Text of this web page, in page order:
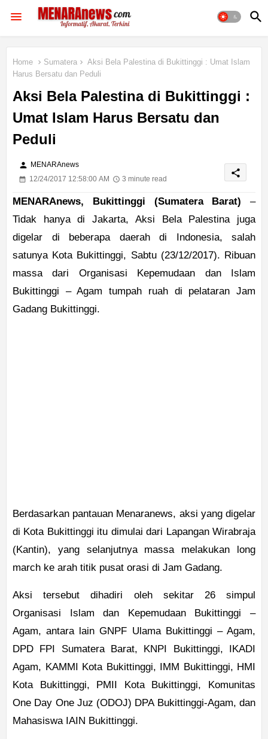
Home Sumatera
Aksi Bela Palestina di Bukittinggi : Umat Islam
Harus Bersatu dan Peduli
Aksi Bela Palestina di Bukittinggi :
Umat Islam Harus Bersatu dan
Peduli
person MENARAnews
12/24/2017 12:58:00 AM
3 minute read
share
MENARAnews, Bukittinggi (Sumatera Barat) –
Tidak hanya di Jakarta, Aksi Bela Palestina juga
digelar di beberapa daerah di Indonesia, salah
satunya Kota Bukittinggi, Sabtu (23/12/2017). Ribuan
massa dari Organisasi Kepemudaan dan Islam
Bukittinggi – Agam tumpah ruah di pelataran Jam
Gadang Bukittinggi.
Berdasarkan pantauan Menaranews, aksi yang digelar
di Kota Bukittinggi itu dimulai dari Lapangan Wirabraja
(Kantin), yang selanjutnya massa melakukan long
march ke arah titik pusat orasi di Jam Gadang.
Aksi tersebut dihadiri oleh sekitar 26 simpul
Organisasi Islam dan Kepemudaan Bukittinggi –
Agam, antara lain GNPF Ulama Bukittinggi – Agam,
DPD FPI Sumatera Barat, KNPI Bukittinggi, IKADI
Agam, KAMMI Kota Bukittinggi, IMM Bukittinggi, HMI
Kota Bukittinggi, PMII Kota Bukittinggi, Komunitas
One Day One Juz (ODOJ) DPA Bukittinggi-Agam, dan
Mahasiswa IAIN Bukittinggi.